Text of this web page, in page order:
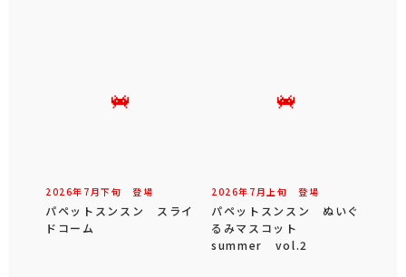
2026年 7 月下旬 登場
パペットスンスン スライ
ドコーム
2026年 7 月 上旬 登場
パペットスンスン ぬいぐ
るみマスコット
summer vol.2